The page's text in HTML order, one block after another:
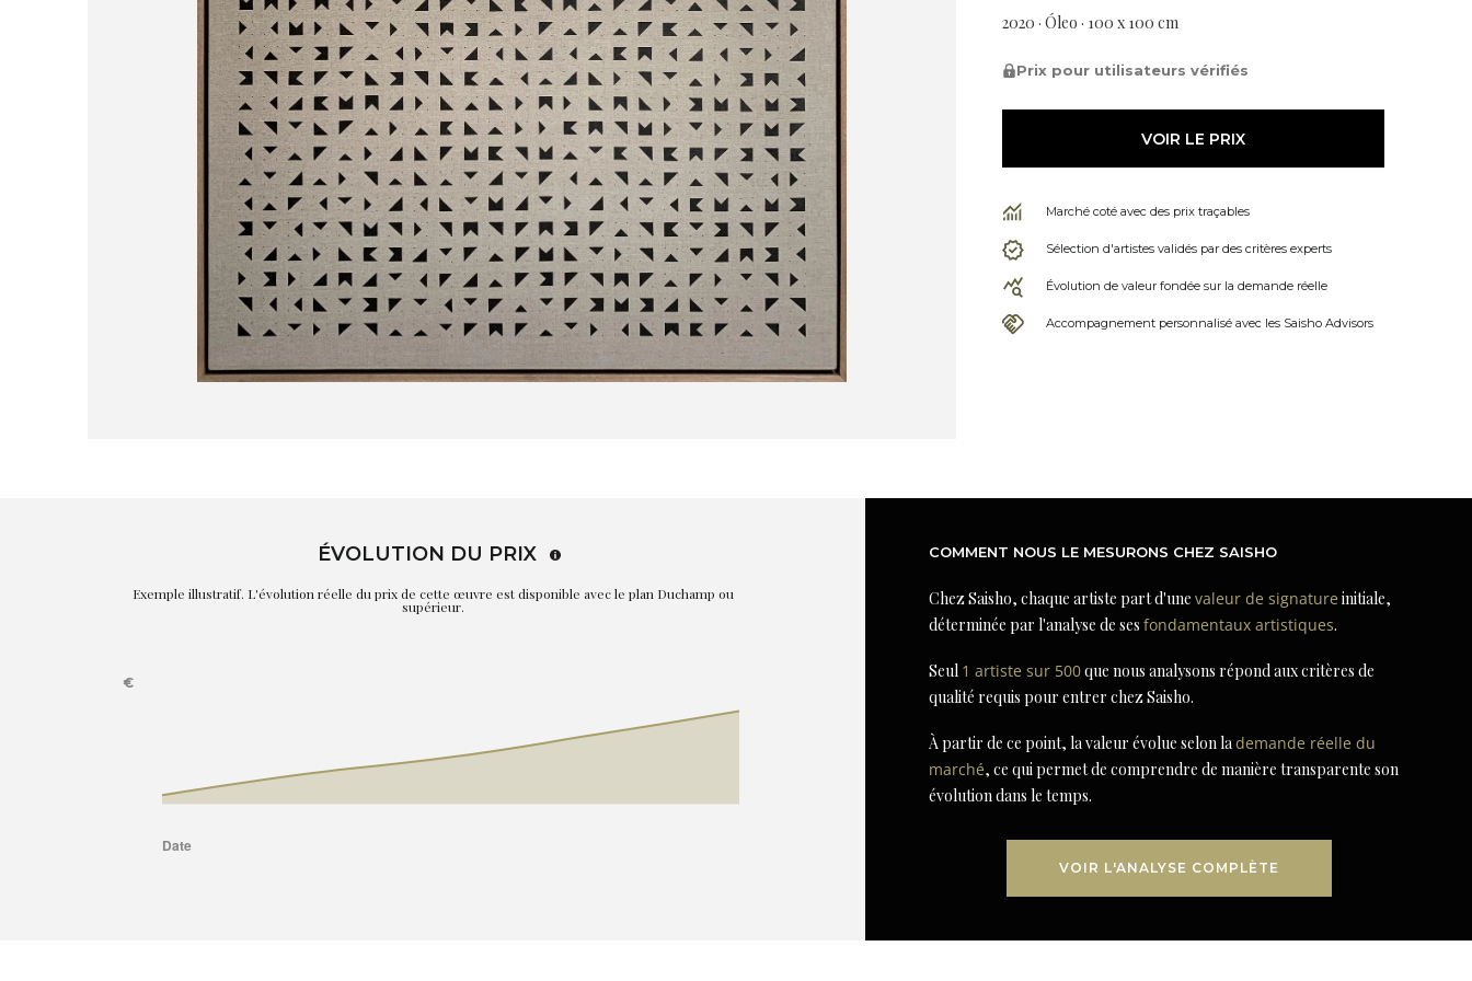
2020 · Óleo · 100 x 100 cm
Prix pour utilisateurs vérifiés
VOIR LE PRIX
Marché coté avec des prix traçables
Sélection d'artistes validés par des critères experts
Évolution de valeur fondée sur la demande réelle
Accompagnement personnalisé avec les Saisho Advisors
ÉVOLUTION DU PRIX
Exemple illustratif. L'évolution réelle du prix de cette œuvre est disponible avec le plan Duchamp ou
supérieur.
COMMENT NOUS LE MESURONS CHEZ SAISHO
Chez Saisho, chaque artiste part d'unevaleur de signature initiale,
déterminée par l'analyse de sesfondamentaux artistiques.
Seul 1 artiste sur 500que nous analysons répond aux critères de
qualité requis pour entrer chez Saisho.
À partir de ce point, la valeur évolue selon lademande réelle du
marché, ce qui permet de comprendre de manière transparente son
évolution dans le temps.
VOIR L'ANALYSE COMPLÈTE